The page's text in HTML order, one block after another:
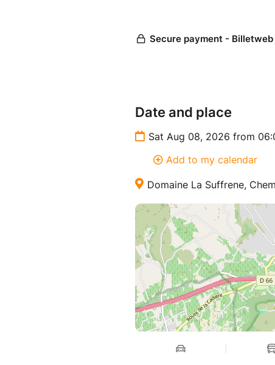
Sur place 17 €
Parking gratuit sur place.
Date and place
Sat Aug 08, 2026 from
Add to my calendar
Domaine La Suffrene,